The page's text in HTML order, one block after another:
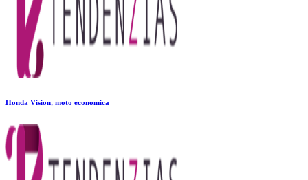
Honda Vision, moto economica